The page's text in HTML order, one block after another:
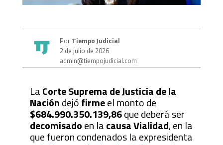
PorTiempo Judicial
2 de julio de 2026
admin@tiempojudicial.com
LaCorte Suprema de Justicia de la
Nacióndejófirmeel monto de
$684.990.350.139,86que deberá ser
decomisadoen lacausa Vialidad, en la
que fueron condenados la expresidenta